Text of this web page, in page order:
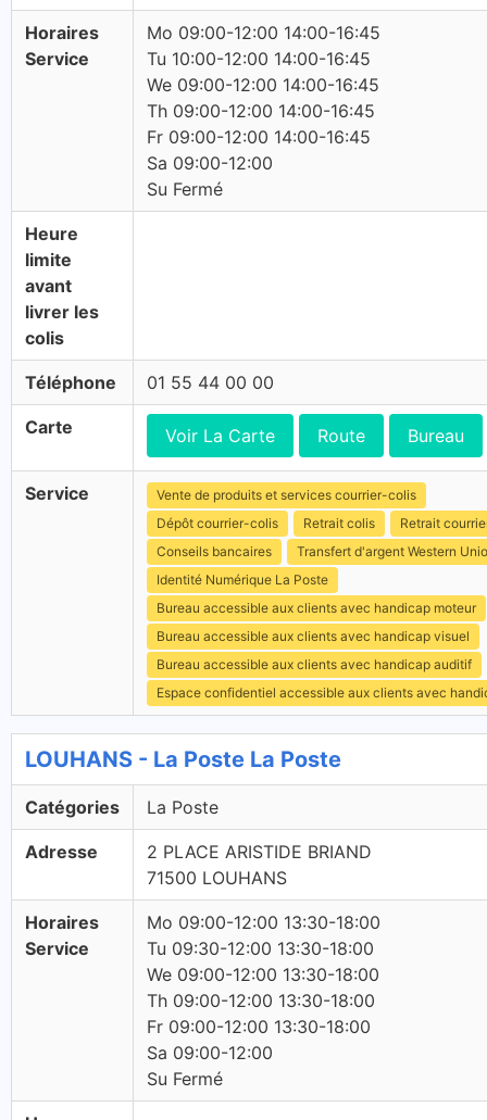
Horaires
Service
Mo 09:00-12:00 14:00-16:45
Tu 10:00-12:00 14:00-16:45
We 09:00-12:00 14:00-16:45
Th 09:00-12:00 14:00-16:45
Fr 09:00-12:00 14:00-16:45
Sa 09:00-12:00
Su Fermé
Heure
limite
avant
livrer les
colis
Téléphone 01 55 44 00 00
Carte Voir La Carte Route Bureau
Service
Vente de produits et services courrier-colis
Dépôt courrier-colis
Retrait colis
Retrait
Conseils bancaires
Transfert d'argent Western
Identité Numérique La Poste
Bureau accessible aux clients avec handicap moteur
Bureau accessible aux clients avec handicap visuel
Bureau accessible aux clients avec handicap auditif
Espace confidentiel accessible aux clients avec
LOUHANS - La Poste La Poste
Catégories La Poste
Adresse
2 PLACE ARISTIDE BRIAND
71500 LOUHANS
Horaires
Service
Mo 09:00-12:00 13:30-18:00
Tu 09:30-12:00 13:30-18:00
We 09:00-12:00 13:30-18:00
Th 09:00-12:00 13:30-18:00
Fr 09:00-12:00 13:30-18:00
Sa 09:00-12:00
Su Fermé